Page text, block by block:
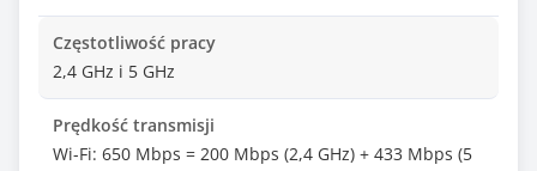
Częstotliwość pracy
2,4 GHz i 5 GHz
Prędkość transmisji
Wi-Fi: 650 Mbps = 200 Mbps (2,4 GHz) + 433 Mbps (5